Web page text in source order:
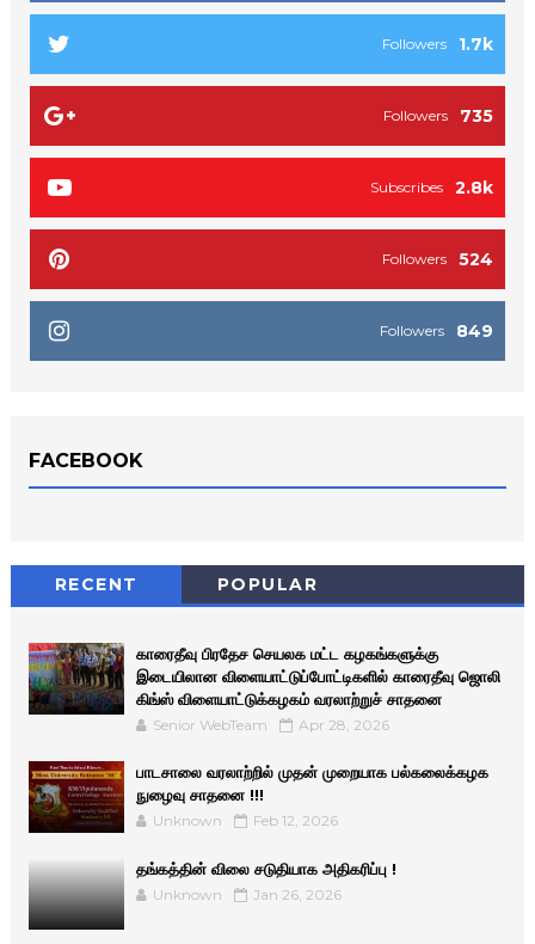
1.7k
Followers
735
Followers
2.8k
Subscribes
524
Followers
849
Followers
FACEBOOK
RECENT POPULAR
காரைதீவு பிரதேச செயலக மட்ட கழகங்களுக்கு
இடையிலான விளையாட்டுப்போட்டிகளில் காரைதீவு ஜொலி
கிங்ஸ் விளையாட்டுக்கழகம் வரலாற்றுச் சாதனை
Senior WebTeam Apr 28, 2026
பாடசாலை வரலாற்றில் முதன் முறையாக பல்கலைக்கழக
நுழைவு சாதனை !!!
Unknown Feb 12, 2026
தங்கத்தின் விலை சடுதியாக அதிகரிப்பு !
Unknown Jan 26, 2026